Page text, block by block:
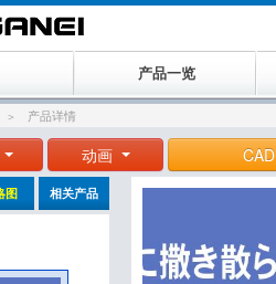
产品一览
产品详情
动画 CAD
图 相关产品